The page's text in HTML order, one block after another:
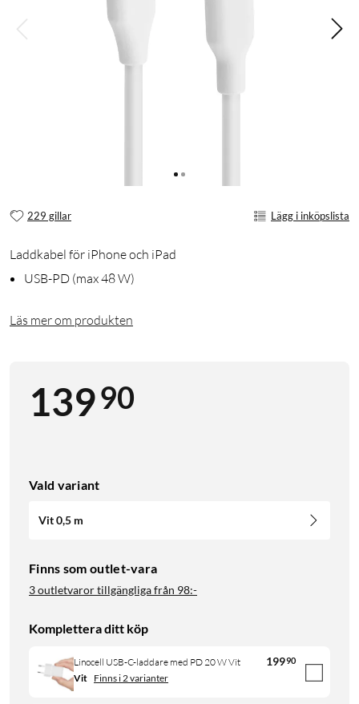
229 gillar Lägg i inköpslista
Laddkabel för iPhone och iPad
USB-PD (max 48 W)
Läs mer om produkten
13990
Vald variant
Vit 0,5 m
Finns som outlet-vara
3 outletvaror tillgängliga från 98:-
Komplettera ditt köp
Linocell USB-C-laddare med PD 20 W Vit 19990
Vit Finns i 2 varianter